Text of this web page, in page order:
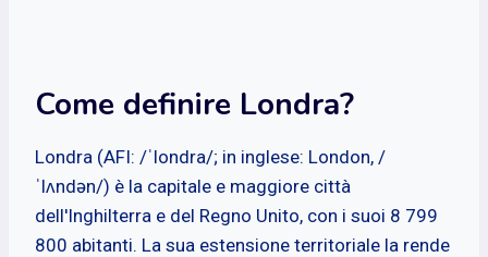
Come definire Londra?
Londra (AFI: /ˈlondra/; in inglese: London, /
ˈlʌndən/) è la capitale e maggiore città
dell'Inghilterra e del Regno Unito, con i suoi 8 799
800 abitanti. La sua estensione territoriale la rende